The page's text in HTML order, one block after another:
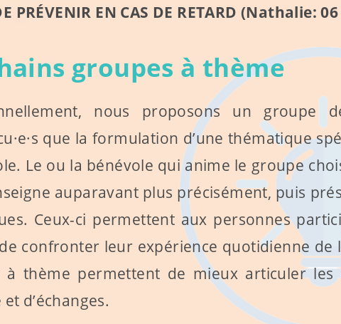
PRÉVENIR EN CAS DE RETARD (Nathalie:
groupes à thème
nous proposons un
·e·s que la formulation d’une thématique
Le ou la bénévole qui anime le groupe
auparavant plus précisément, puis
Ceux-ci permettent aux personnes
confronter leur expérience quotidienne de
à thème permettent de mieux articuler
et d’échanges.